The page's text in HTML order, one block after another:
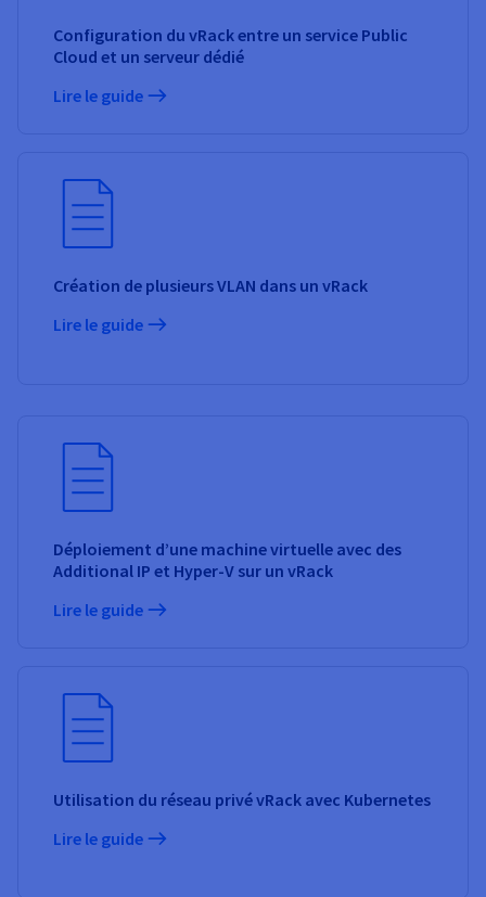
Configuration du vRack entre un service Public
Cloud et un serveur dédié
Lire le guide
Création de plusieurs VLAN dans un vRack
Lire le guide
Déploiement d’une machine virtuelle avec des
Additional IP et Hyper-V sur un vRack
Lire le guide
Utilisation du réseau privé vRack avec Kubernetes
Lire le guide